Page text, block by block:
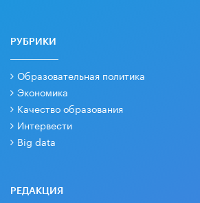
РУБРИКИ
Образовательная политика
Экономика
Качество образования
Интервести
Big data
РЕДАКЦИЯ